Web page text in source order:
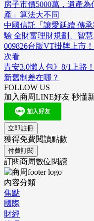
房子市價5000萬，遺產
產」算法大不同
中國信託「讓愛延續 傳
驗 全財富理財規劃、智
009826台版VT掛牌上市
次看
青安3.0懶人包》8/1上路
新舊制差在哪？
FOLLOW US
加入商周LINE好友 秒懂
立即註冊
獲得免費閱讀點數
付費訂閱
訂閱商周數位閱讀
內容分類
焦點
國際
財經